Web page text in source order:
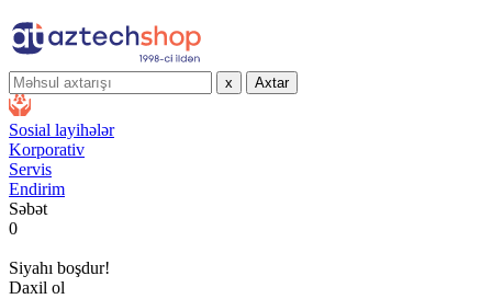
x Axtar
Sosial layihələr
Korporativ
Servis
Endirim
Səbət
0
Siyahı boşdur!
Daxil ol